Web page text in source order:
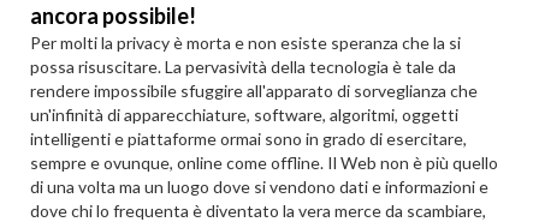
ancora possibile!
Per molti la privacy è morta e non esiste speranza che la si
possa risuscitare. La pervasività della tecnologia è tale da
rendere impossibile sfuggire all'apparato di sorveglianza che
un'infinità di apparecchiature, software, algoritmi, oggetti
intelligenti e piattaforme ormai sono in grado di esercitare,
sempre e ovunque, online come offline. Il Web non è più quello
di una volta ma un luogo dove si vendono dati e informazioni e
dove chi lo frequenta è diventato la vera merce da scambiare,